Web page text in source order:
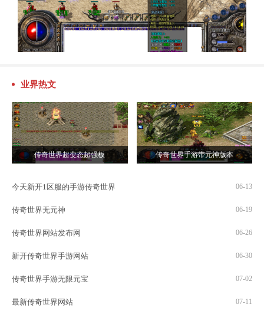
业界热文
传奇世界超变态超强板 传奇世界手游带元神版本
今天新开1区服的手游传奇世界 06-13
传奇世界无元神 06-19
传奇世界网站发布网 06-26
新开传奇世界手游网站 06-30
传奇世界手游无限元宝 07-02
最新传奇世界网站 07-11